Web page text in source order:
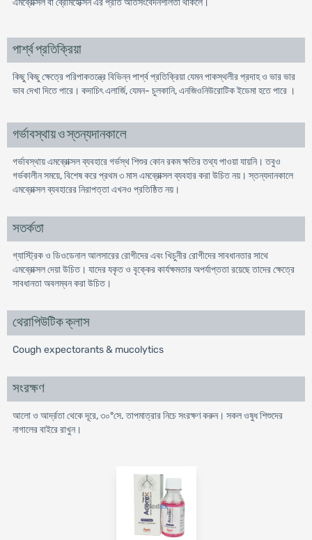
এমব্রোক্সল বা ব্রোমহেক্সিন এর প্রতি অতিসংবেদনশীলতা থাকলে।
পার্শ্ব প্রতিক্রিয়া
কিছু কিছু ক্ষেত্রে পরিপাকতন্ত্রে বিভিন্ন পার্শ্ব প্রতিক্রিয়া যেমন পাকস্থলীর প্রদাহ ও ভার ভার
ভাব দেখা দিতে পারে। কদাচিৎ এলার্জি, যেমন- চুলকানি, এনজিওনিউরোটিক ইডেমা হতে পারে ।
গর্ভাবস্থায় ও স্তন্যদানকালে
গর্ভাবস্থায় এমব্রোক্সল ব্যবহারে গর্ভস্থ শিশুর কোন রকম ক্ষতির তথ্য পাওয়া যায়নি। তবুও
গর্ভকালীন সময়ে, বিশেষ করে প্রথম ৩ মাস এমব্রোক্সল ব্যবহার করা উচিত নয়। স্তন্যদানকালে
এমব্রোক্সল ব্যবহারের নিরাপত্তা এখনও প্রতিষ্ঠিত নয়।
সতর্কতা
গ্যাস্ট্রিক ও ডিওডেনাল আলসারের রোগীদের এবং খিচুনীর রোগীদের সাবধানতার সাথে
এমব্রোক্সল দেয়া উচিত। যাদের যকৃত ও বৃক্কের কার্যক্ষমতার অপর্যাপ্ততা রয়েছে তাদের ক্ষেত্রে
সাবধানতা অবলম্বন করা উচিত।
থেরাপিউটিক ক্লাস
Cough expectorants & mucolytics
সংরক্ষণ
আলো ও আর্দ্রতা থেকে দূরে, ৩০°সে. তাপমাত্রার নিচে সংরক্ষণ করুন। সকল ওষুধ শিশুদের
নাগালের বাইরে রাখুন।